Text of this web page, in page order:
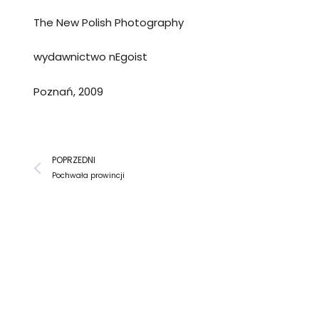
The New Polish Photography
wydawnictwo nEgoist
Poznań, 2009
Prev
POPRZEDNI
Pochwała prowincji